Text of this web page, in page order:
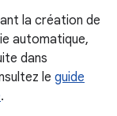
la création de
automatique,
dans
le guide
.